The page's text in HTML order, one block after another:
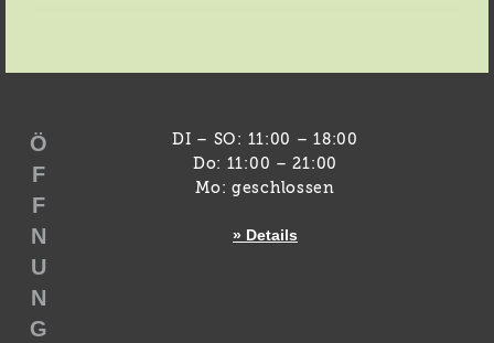
Ö
F
F
N
U
N
G
DI – SO: 11:00 – 18:00
Do: 11:00 – 21:00
Mo: geschlossen
» Details